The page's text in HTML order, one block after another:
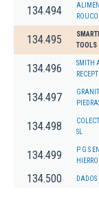
134.494
ROUCO
134.495
TOOLS
134.496
SMITH
134.497
134.498
SL
134.499
P G S
HIERRO
134.500 DADOS